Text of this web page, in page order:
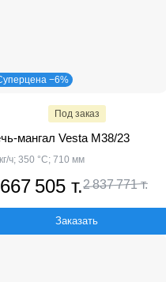
−6%
Под заказ
мангал Vesta М38/23
ч; 350 °С; 710 мм
505 т.2 837 771 т.
Заказать